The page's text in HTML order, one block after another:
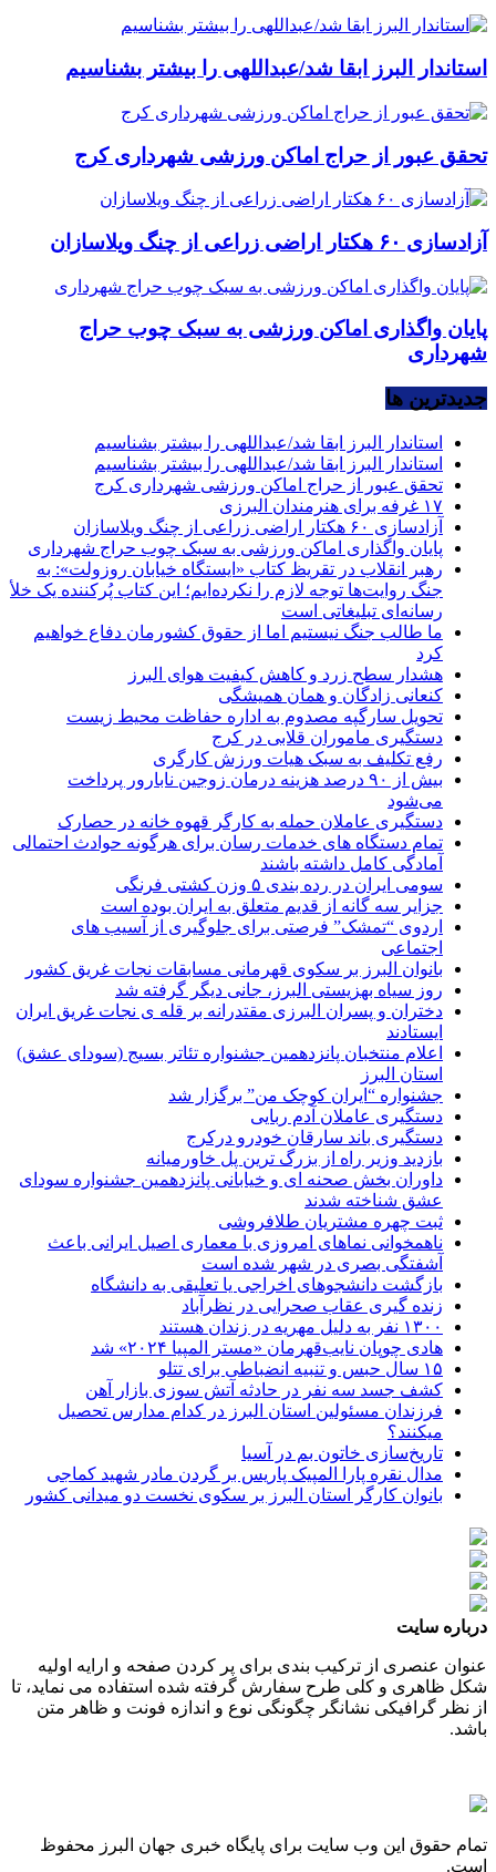
استاندار البرز ابقا شد/عبداللهی را بیشتر بشناسیم
تحقق عبور از حراج اماکن ورزشی شهرداری کرج
آزادسازی ۶۰ هکتار اراضی زراعی از چنگ ویلاسازان
پایان واگذاری اماکن ورزشی به سبک چوب حراج
شهرداری
جديدترين ها
استاندار البرز ابقا شد/عبداللهی را بیشتر بشناسیم
استاندار البرز ابقا شد/عبداللهی را بیشتر بشناسیم
تحقق عبور از حراج اماکن ورزشی شهرداری کرج
۱۷ غرفه برای هنرمندان البرزی
آزادسازی ۶۰ هکتار اراضی زراعی از چنگ ویلاسازان
پایان واگذاری اماکن ورزشی به سبک چوب حراج شهرداری
رهبر انقلاب در تقریظ کتاب «ایستگاه خیابان روزولت»: به
جنگ روایت‌ها توجه لازم را نکرده‌ایم؛ این کتاب پُرکننده‌ یک خلأ
رسانه‌ای تبلیغاتی است
ما طالب جنگ نیستیم اما از حقوق کشورمان دفاع خواهیم
کرد
هشدار سطح زرد و کاهش کیفیت هوای البرز
کنعانی زادگان و همان همیشگی
تحویل سارگپه مصدوم به اداره حفاظت محیط زیست
دستگیری ماموران قلابی در کرج
رفع تکلیف به سبک هیات ورزش کارگری
بیش از ۹۰ درصد هزینه درمان زوجین نابارور پرداخت
می‌شود
دستگیری عاملان حمله به کارگر قهوه خانه در حصارک
تمام دستگاه های خدمات رسان برای هرگونه حوادث احتمالی
آمادگی کامل داشته باشند
سومی ایران در رده بندی ۵ وزن کشتی فرنگی
جزایر سه گانه از قدیم متعلق به ایران بوده است
اردوی “تمشک” فرصتی برای جلوگیری از آسیب های
اجتماعی
بانوان البرز بر سکوی قهرمانی مسابقات نجات غریق کشور
روز سیاه بهزیستی البرز، جانی دیگر گرفته شد
دختران و پسران البرزی مقتدرانه بر قله ی نجات غریق ایران
ایستادند
اعلام منتخبان پانزدهمین جشنواره تئاتر بسیج (سودای عشق)
استان البرز
جشنواره “ایران کوچک من” برگزار شد
دستگیری عاملان آدم ربایی
دستگیری باند سارقان خودرو درکرج
بازدید وزیر راه از بزرگ ترین پل خاورمیانه
داوران بخش صحنه ای و خیابانی پانزدهمین جشنواره سودای
عشق شناخته شدند
ثبت چهره مشتریان طلافروشی
ناهمخوانی نماهای امروزی با معماری اصیل ایرانی باعث
آشفتگی بصری در شهر شده است
بازگشت دانشجوهای اخراجی یا تعلیقی به دانشگاه
زنده گیری عقاب صحرایی در نظرآباد
۱۳۰۰ نفر به دلیل مهریه در زندان هستند
هادی چوپان نایب‌قهرمان «مستر المپیا ۲۰۲۴» شد
۱۵ سال حبس و تنبیه انضباطی برای تتلو
کشف جسد سه نفر در حادثه آتش سوزی بازار آهن
فرزندان مسئولین استان البرز در کدام مدارس تحصیل
میکنند؟
‌تاریخ‌سازی خاتون بم در آسیا
مدال نقره پارا المپیک پاریس بر گردن مادر شهید کماجی
بانوان کارگر استان البرز بر سکوی نخست دو میدانی کشور
درباره سایت
عنوان عنصری از ترکیب بندی برای پر کردن صفحه و ارایه اولیه
شکل ظاهری و کلی طرح سفارش گرفته شده استفاده می نماید، تا
از نظر گرافیکی نشانگر چگونگی نوع و اندازه فونت و ظاهر متن
باشد.
تمام حقوق این وب سایت برای پایگاه خبری جهان البرز محفوظ
است.